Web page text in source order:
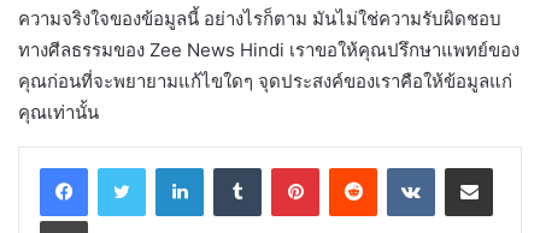
ความจริงใจของข้อมูลนี้ อย่างไรก็ตาม มันไม่ใช่ความรับผิดชอบ
ทางศีลธรรมของ Zee News Hindi เราขอให้คุณปรึกษาแพทย์ของ
คุณก่อนที่จะพยายามแก้ไขใดๆ จุดประสงค์ของเราคือให้ข้อมูลแก่
คุณเท่านั้น
LinkedInTumblr PinterestReddit VKontakteShare via Email
Print